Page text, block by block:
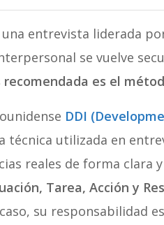
entrevista liderada
se vuelve
es el
DDI
técnica utilizada en
reales de forma clara
Tarea, Acción y
su responsabilidad